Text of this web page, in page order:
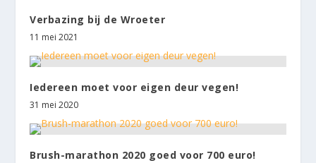
Verbazing bij de Wroeter
11 mei 2021
Iedereen moet voor eigen deur vegen!
31 mei 2020
Brush-marathon 2020 goed voor 700 euro!